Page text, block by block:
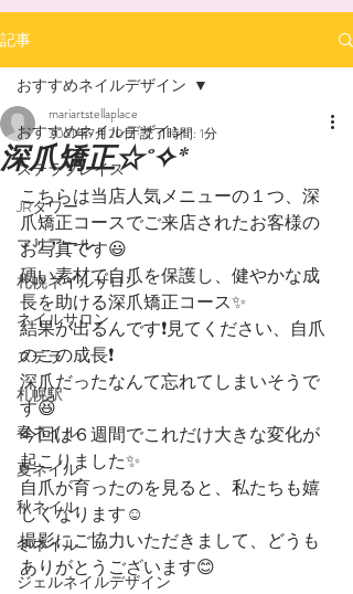
記事
おすすめネイルデザイン
ステラプレイス
JRタワー
マリアール
札幌ネイルサロン
ネイルサロン
ステラ
札幌駅
春ネイル
夏ネイル
秋ネイル
冬ネイル
ジェルネイルデザイン
おすすめネイルデザイン
深爪矯正☆˚✧*
mariartstellaplace
2021年7月20日読了時間: 1分
こちらは当店人気メニューの１つ、深
爪矯正コースでご来店されたお客様の
お写真です😃
硬い素材で自爪を保護し、健やかな成
長を助ける深爪矯正コース✨
結果が出るんです❗️見てください、自爪
のこの成長❗️
深爪だったなんて忘れてしまいそうで
す😆
今回は６週間でこれだけ大きな変化が
起こりました✨
自爪が育ったのを見ると、私たちも嬉
しくなります☺️
撮影にご協力いただきまして、どうも
ありがとうございます😊